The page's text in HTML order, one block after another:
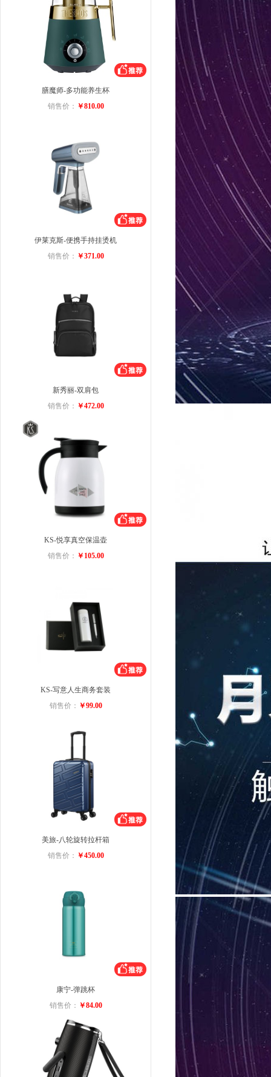
膳魔师-多功能养生杯
销售价： ￥810.00
伊莱克斯-便携手持挂烫机
销售价： ￥371.00
新秀丽-双肩包
销售价： ￥472.00
KS-悦享真空保温壶
销售价： ￥105.00
KS-写意人生商务套装
销售价： ￥99.00
美旅-八轮旋转拉杆箱
销售价： ￥450.00
康宁-弹跳杯
销售价： ￥84.00